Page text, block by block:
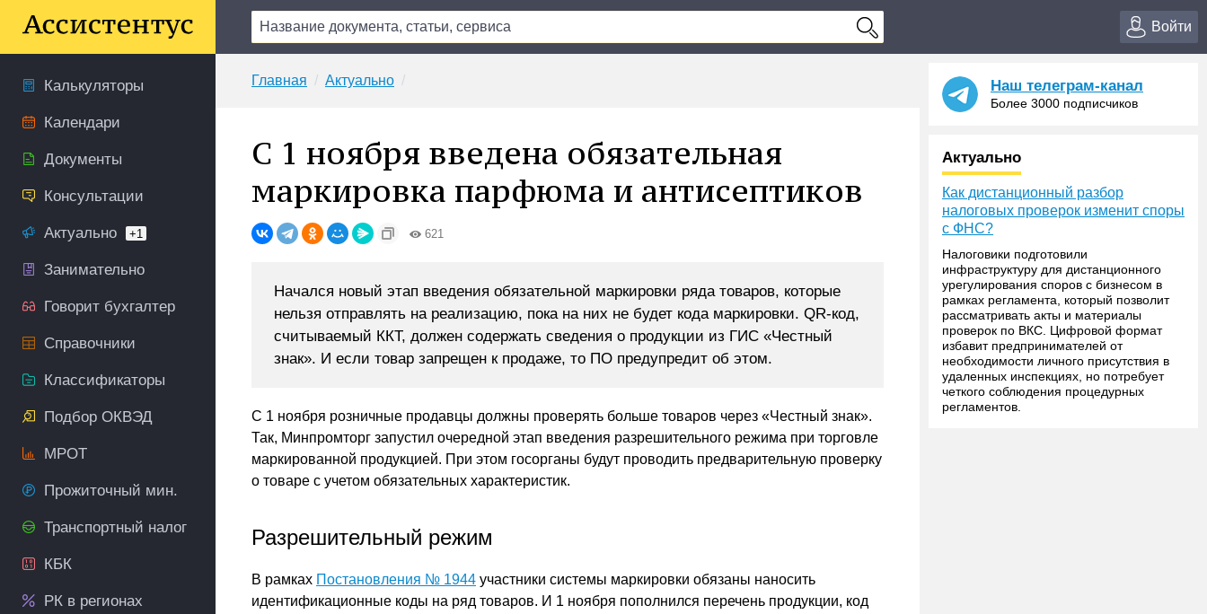
Войти
Калькуляторы
Календари
Документы
Консультации
Актуально +1
Занимательно
Говорит бухгалтер
Справочники
Классификаторы
Подбор ОКВЭД
МРОТ
Прожиточный мин.
Транспортный налог
КБК
РК в регионах
Главная Актуально
С 1 ноября введена обязательная
маркировка парфюма и антисептиков
621
Начался новый этап введения обязательной маркировки ряда товаров, которые
нельзя отправлять на реализацию, пока на них не будет кода маркировки. QR-код,
считываемый ККТ, должен содержать сведения о продукции из ГИС «Честный
знак». И если товар запрещен к продаже, то ПО предупредит об этом.
С 1 ноября розничные продавцы должны проверять больше товаров через «Честный знак».
Так, Минпромторг запустил очередной этап введения разрешительного режима при торговле
маркированной продукцией. При этом госорганы будут проводить предварительную проверку
о товаре с учетом обязательных характеристик.
Разрешительный режим
В рамках Постановления № 1944 участники системы маркировки обязаны наносить
идентификационные коды на ряд товаров. И 1 ноября пополнился перечень продукции, код
Наш телеграм-канал
Более 3000 подписчиков
Актуально
Как дистанционный разбор
налоговых проверок изменит споры
с ФНС?
Налоговики подготовили
инфраструктуру для дистанционного
урегулирования споров с бизнесом в
рамках регламента, который позволит
рассматривать акты и материалы
проверок по ВКС. Цифровой формат
избавит предпринимателей от
необходимости личного присутствия в
удаленных инспекциях, но потребует
четкого соблюдения процедурных
регламентов.